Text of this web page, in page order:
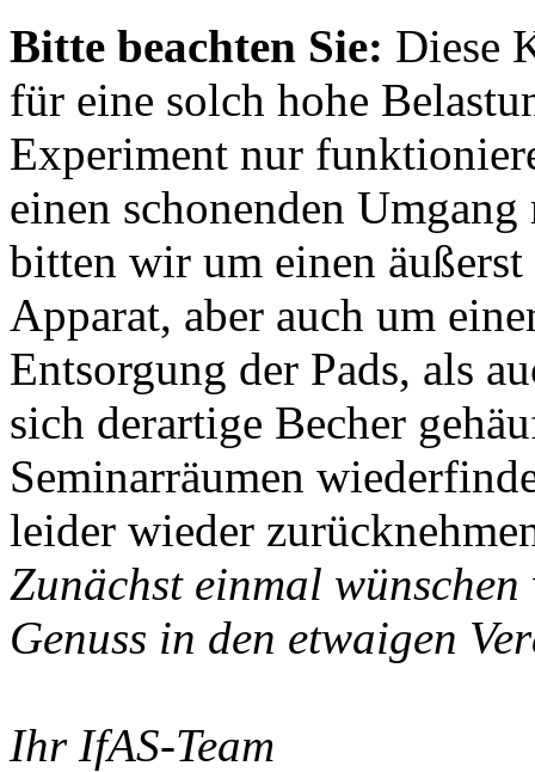
Bitte beachten Sie: Diese
für eine solch hohe
Experiment nur
einen schonenden
bitten wir um einen
Apparat, aber auch um
Entsorgung der Pads, als
sich derartige Becher
Seminarräumen
leider wieder
Zunächst einmal
Genuss in den etwaigen
Ihr IfAS-Team